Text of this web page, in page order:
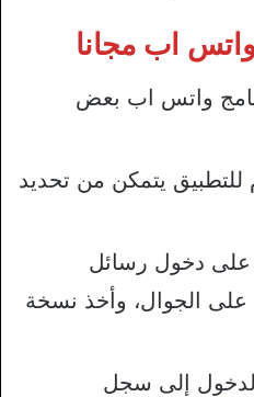
اب مجانا
واتس اب بعض
للتطبيق يتمكن من تحديد
على دخول رسائل
على الجوال، وأخذ نسخة
إلى سجل